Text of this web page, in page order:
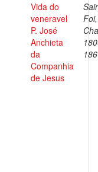
Vida do
veneravel
P. José
Anchieta
da
Companhia
de Jesus
Foi,